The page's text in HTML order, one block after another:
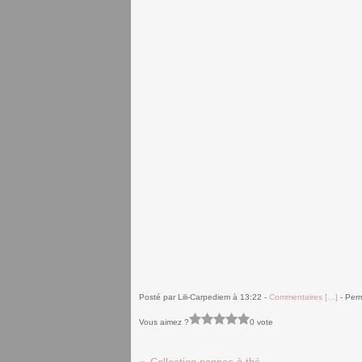
Posté par Lili-Carpediem à 13:22 - Commentaires [ ] -
Vous aimez ? 0 vote